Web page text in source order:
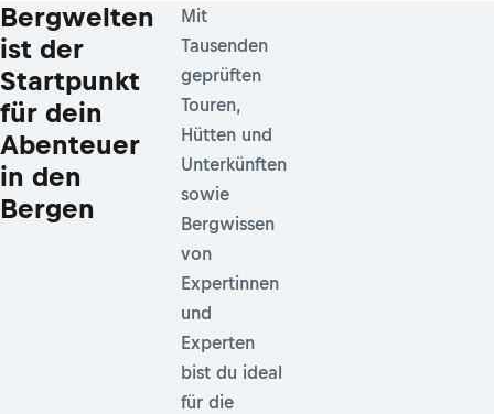
Bergwelten
ist der
Startpunkt
für dein
Abenteuer
in den
Bergen
Mit
Tausenden
geprüften
Touren,
Hütten und
Unterkünften
sowie
Bergwissen
von
Expertinnen
und
Experten
bist du ideal
für die